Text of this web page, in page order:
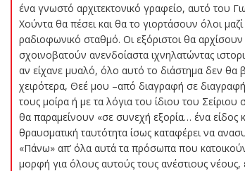
ένα γνωστό αρχιτεκτονικό γραφείο, αυτό του
Χούντα θα πέσει και θα το γιορτάσουν όλοι
ραδιοφωνικό σταθμό. Οι εξόριστοι θα
σχοινοβατούν ανενδοίαστα ιχνηλατώντας
αν είχανε μυαλό, όλο αυτό το διάστημα δεν θα
χειρότερα, Θεέ μου –από διαγραφή σε διαγραφή
τους μοίρα ή με τα λόγια του ίδιου του
θα παραμείνουν «σε συνεχή εξορία… ένα είδος
θραυσματική ταυτότητα ίσως καταφέρει να
«Πάνω» απ’ όλα αυτά τα πρόσωπα που
μορφή για όλους αυτούς τους ανέστιους νέους,